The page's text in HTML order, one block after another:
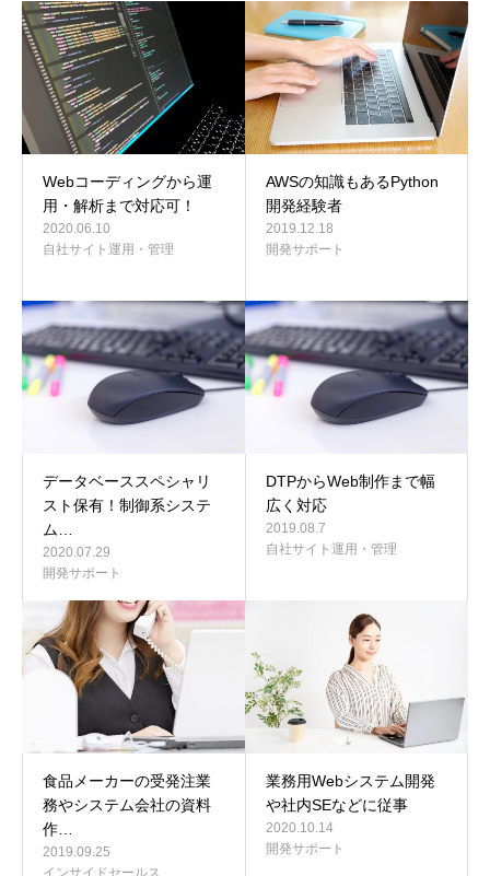
Webコーディングから運
用・解析まで対応可！
2020.06.10
自社サイト運用・管理
AWSの知識もあるPython
開発経験者
2019.12.18
開発サポート
データベーススペシャリ
スト保有！制御系システ
ム…
2020.07.29
開発サポート
DTPからWeb制作まで幅
広く対応
2019.08.7
自社サイト運用・管理
食品メーカーの受発注業
務やシステム会社の資料
作…
2019.09.25
インサイドセールス
業務用Webシステム開発
や社内SEなどに従事
2020.10.14
開発サポート